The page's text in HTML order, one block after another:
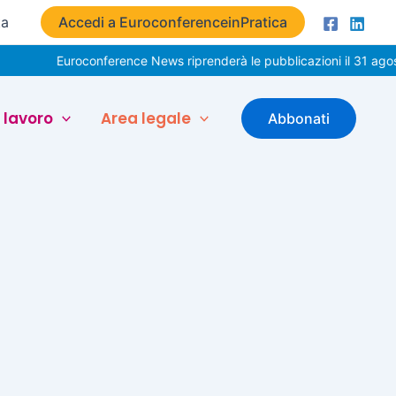
Accedi a EuroconferenceinPratica
Euroconference News riprenderà le pubblicazioni il 31
lavoro Area legale Abbonati